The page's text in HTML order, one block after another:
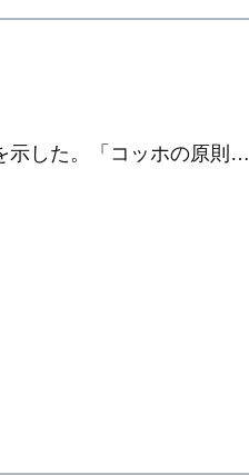
示した。「コッホの原則…